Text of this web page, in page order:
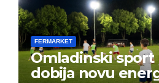
FERMARKET
Omladinski sport
dobija novu